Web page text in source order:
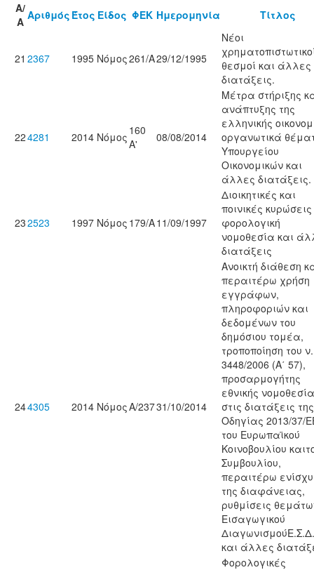
Α/
Α Αριθμός Έτος Είδος ΦΕΚ Ημερομηνία Τίτλος
21 2367 1995 Νόμος261/Α29/12/1995
Νέοι
θεσμοί και άλλες
διατάξεις.
224281 2014 Νόμος 160
Α'
08/08/2014
Μέτρα στήριξης
ανάπτυξης της
ελληνικής
οργανωτικά
Υπουργείου
Οικονομικών και
άλλες διατάξεις.
232523 1997 Νόμος 179/Α11/09/1997
Διοικητικές και
ποινικές
φορολογική
νομοθεσία και
διατάξεις
244305 2014 ΝόμοςΑ/23731/10/2014
Ανοικτή διάθεση
περαιτέρω χρήση
εγγράφων,
πληροφοριών και
δεδομένων του
δημόσιου τομέα,
τροποποίηση του ν.
3448/2006 (Α΄ 57),
προσαρμογήτης
εθνικής
στις διατάξεις της
Οδηγίας 2013/37/
του Ευρωπαϊκού
Κοινοβουλίου
Συμβουλίου,
περαιτέρω
της διαφάνειας,
ρυθμίσεις
Εισαγωγικού
και άλλες
Φορολογικές